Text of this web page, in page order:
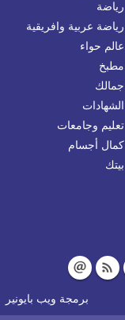
رياضة
رياضة عربية وافريقية
عالم حواء
مطبخ
جمالك
الشهادات
تعليم وجامعات
كمال أجسام
بيتك
برمجة ويب بايونير